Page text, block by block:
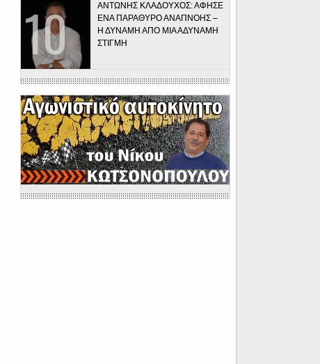
ΑΝΤΩΝΗΣ ΚΛΑΔΟΥΧΟΣ: ΑΦΗΣΕ
ΕΝΑ ΠΑΡΑΘΥΡΟ ΑΝΑΠΝΟΗΣ –
Η ΔΥΝΑΜΗ ΑΠΟ ΜΙΑ ΑΔΥΝΑΜΗ
ΣΤΙΓΜΗ